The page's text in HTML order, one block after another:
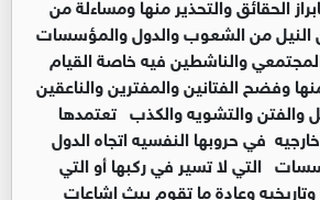
النيل من الشعوب والدول والمؤسسات
والناشطين فيه خاصة القيام
وفضح الفتانين والمفترين والناعقين
والفتن والتشويه والكذب تعتمدها
في حروبها النفسيه اتجاه الدول
التي لا تسير في ركبها أو التي
وعادة ما تقوم ببث اشاعات